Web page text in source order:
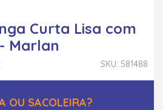
Curta Lisa com
Marlan
SKU: 581488
OU SACOLEIRA?